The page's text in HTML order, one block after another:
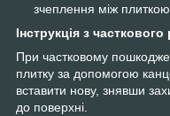
зчеплення між
Інструкція з
При частковому
плитку за допомогою
вставити нову, знявши
до поверхні.